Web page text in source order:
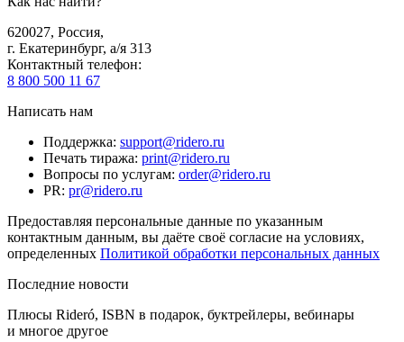
620027, Россия,
г. Екатеринбург, а/я 313
Контактный телефон:
8 800 500 11 67
Написать нам
Поддержка: support@ridero.ru
Печать тиража: print@ridero.ru
Вопросы по услугам: order@ridero.ru
PR: pr@ridero.ru
Предоставляя персональные данные по указанным
контактным данным, вы даёте своё согласие на условиях,
определенных Политикой обработки персональных данных
Последние новости
Плюсы Rideró, ISBN в подарок, буктрейлеры, вебинары
и многое другое